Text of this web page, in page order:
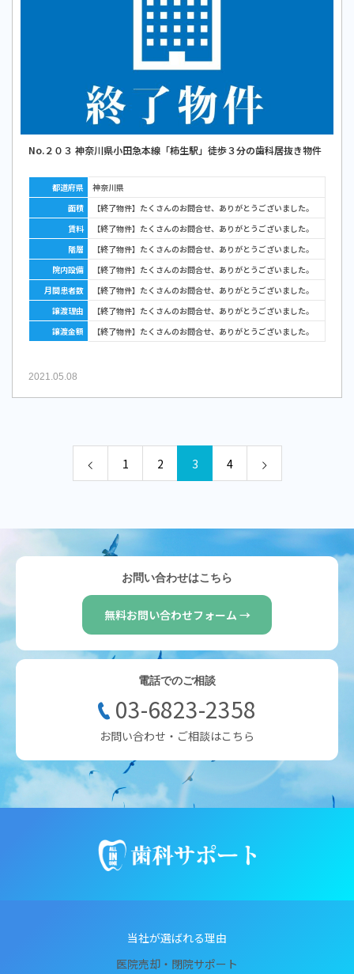
No.２０３ 神奈川県小田急本線「柿生駅」徒歩３分の歯科居抜き物件
都道府県
神奈川県
面積
【終了物件】たくさんのお問合せ、ありがとうございました。
賃料
【終了物件】たくさんのお問合せ、ありがとうございました。
階層
【終了物件】たくさんのお問合せ、ありがとうございました。
院内設備
【終了物件】たくさんのお問合せ、ありがとうございました。
月間患者数
【終了物件】たくさんのお問合せ、ありがとうございました。
譲渡理由
【終了物件】たくさんのお問合せ、ありがとうございました。
譲渡金額
【終了物件】たくさんのお問合せ、ありがとうございました。
2021.05.08
1 2 3 4
お問い合わせはこちら
無料お問い合わせフォーム →
電話でのご相談
03-6823-2358
お問い合わせ・ご相談はこちら
当社が選ばれる理由
医院売却・閉院サポート